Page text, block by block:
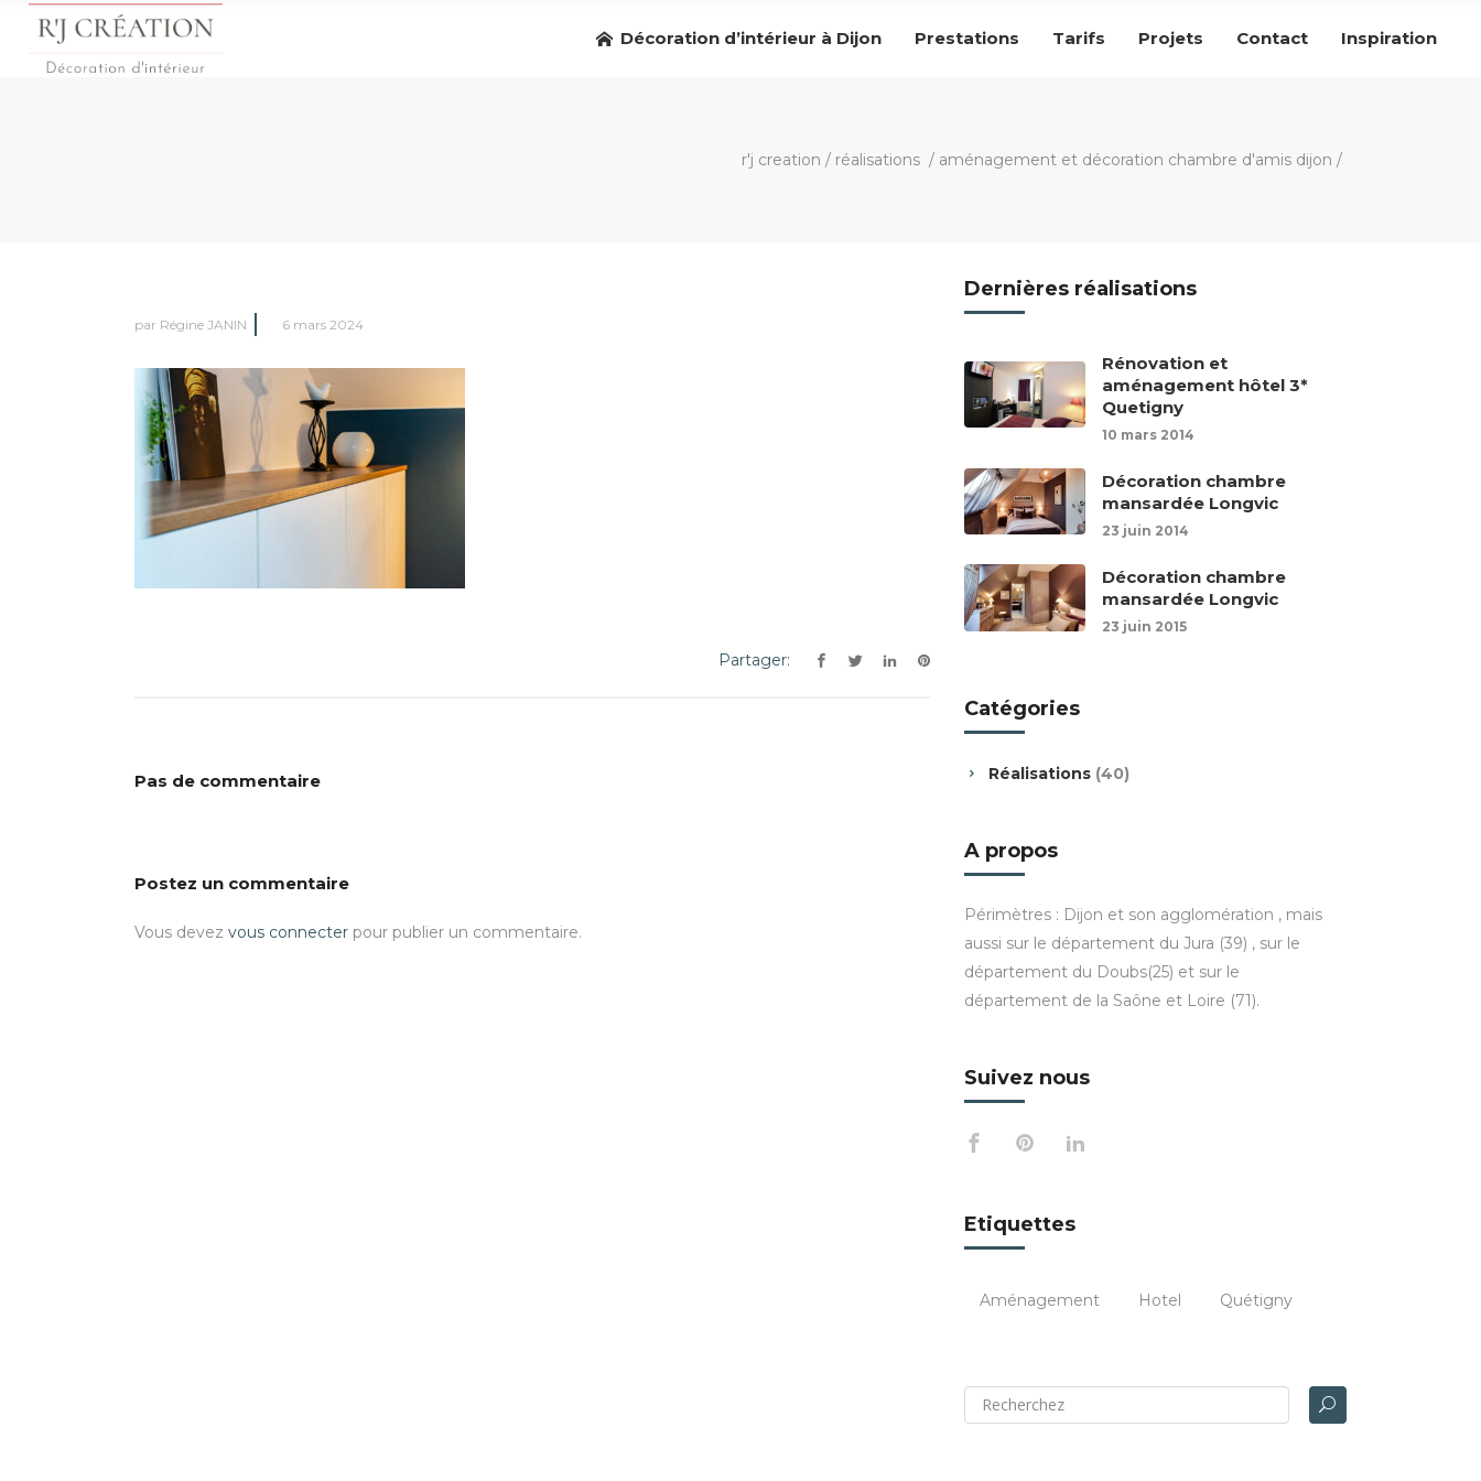
Décoration d’intérieur à Dijon Prestations Tarifs Projets Contact Inspiration
r'j creation / réalisations / aménagement et décoration chambre d'amis dijon /
par Régine JANIN 6 mars 2024
Partager:
Pas de commentaire
Postez un commentaire
Vous devez vous connecter pour publier un commentaire.
Dernières réalisations
Rénovation et
aménagement hôtel 3*
Quetigny
10 mars 2014
Décoration chambre
mansardée Longvic
23 juin 2014
Décoration chambre
mansardée Longvic
23 juin 2015
Catégories
Réalisations (40)
A propos
Périmètres : Dijon et son agglomération , mais
aussi sur le département du Jura (39) , sur le
département du Doubs(25) et sur le
département de la Saône et Loire (71).
Suivez nous
Etiquettes
Aménagement Hotel Quétigny